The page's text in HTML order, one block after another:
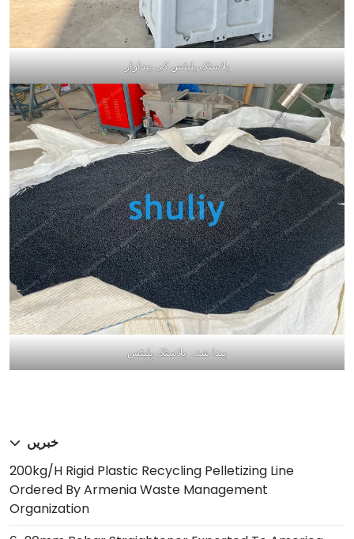
پلاسٹک پِلیٹس کی پیداوار
پیدا شدہ پلاسٹک پِلیٹس
خبریں
200kg/h Rigid Plastic Recycling Pelletizing Line
Ordered By Armenia Waste Management
Organization